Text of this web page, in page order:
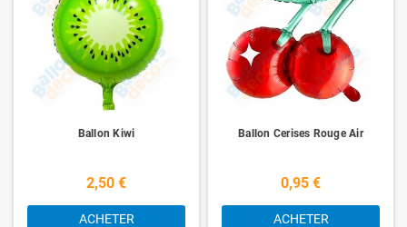
Ballon Kiwi
2,50 €
ACHETER
Ballon Cerises Rouge Air
0,95 €
ACHETER